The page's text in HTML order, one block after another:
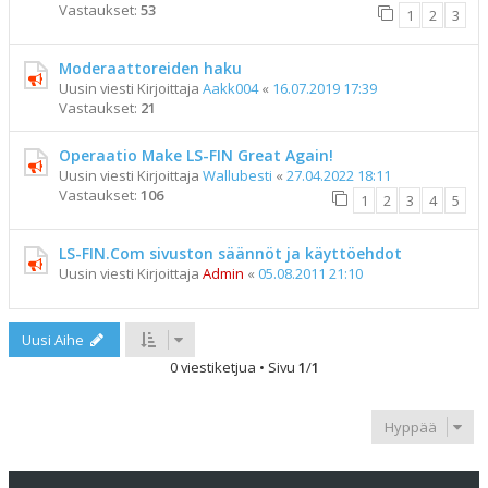
Vastaukset: 53 1 2 3
Moderaattoreiden haku
Uusin viesti Kirjoittaja Aakk004« 16.07.2019 17:39
Vastaukset: 21
Operaatio Make LS-FIN Great Again!
Uusin viesti Kirjoittaja Wallubesti « 27.04.2022 18:11
Vastaukset: 106 1 2 3 4 5
LS-FIN.Com sivuston säännöt ja käyttöehdot
Uusin viesti Kirjoittaja Admin « 05.08.2011 21:10
Uusi Aihe
0 viestiketjua • Sivu 1/1
Hyppää